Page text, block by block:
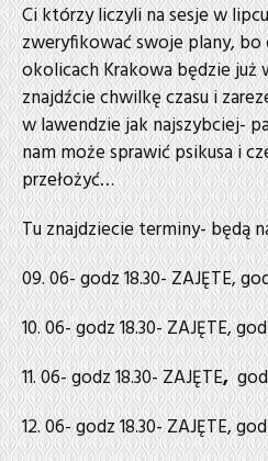
Ci którzy liczyli na sesje w
zweryfikować swoje plany,
okolicach Krakowa będzie
znajdźcie chwilkę czasu i
w lawendzie jak najszybciej-
nam może sprawić psikusa i
przełożyć…
Tu znajdziecie terminy- będą
09. 06- godz 18.30- ZAJĘTE,
10. 06- godz 18.30- ZAJĘTE,
11. 06- godz 18.30- ZAJĘTE,
12. 06- godz 18.30- ZAJĘTE,